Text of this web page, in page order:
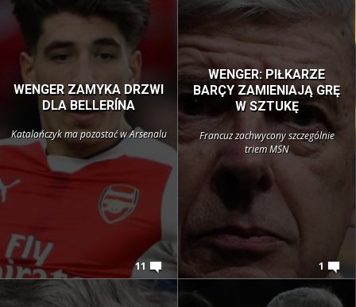
WENGER ZAMYKA DRZWI
DLA BELLERÍNA
Katalończyk ma pozostać w Arsenalu
11
WENGER: PIŁKARZE
BARÇY ZAMIENIAJĄ GRĘ
W SZTUKĘ
Francuz zachwycony szczególnie
triem MSN
1